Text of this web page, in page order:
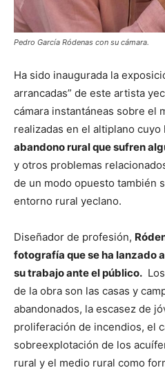
Pedro García Ródenas con su cámara.
Ha sido inaugurada la
arrancadas” de este artista
cámara instantáneas sobre el
realizadas en el altiplano
abandono rural que sufren
y otros problemas
de un modo opuesto también
entorno rural yeclano.
Diseñador de profesión,
fotografía que se ha lanzado
su trabajo ante el público.
de la obra son las casas y
abandonados, la escasez de
proliferación de incendios, el
sobreexplotación de los
rural y el medio rural como